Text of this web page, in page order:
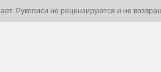
Рукописи не рецензируются и не